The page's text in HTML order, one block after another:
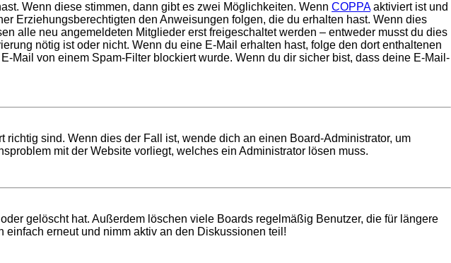
Wenn diese stimmen, dann gibt es zwei Möglichkeiten. Wenn COPPAaktiviert ist und
Erziehungsberechtigten den Anweisungen folgen, die du erhalten hast. Wenn dies
alle neu angemeldeten Mitglieder erst freigeschaltet werden – entweder musst du dies
nötig ist oder nicht. Wenn du eine E-Mail erhalten hast, folge den dort enthaltenen
Mail von einem Spam-Filter blockiert wurde. Wenn du dir sicher bist, dass deine E-Mail-
sind. Wenn dies der Fall ist, wende dich an einen Board-Administrator, um
mit der Website vorliegt, welches ein Administrator lösen muss.
gelöscht hat. Außerdem löschen viele Boards regelmäßig Benutzer, die für längere
erneut und nimm aktiv an den Diskussionen teil!